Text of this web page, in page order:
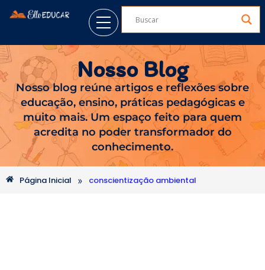
Nosso Blog
Nosso blog reúne artigos e reflexões sobre
educação, ensino, práticas pedagógicas e
muito mais. Um espaço feito para quem
acredita no poder transformador do
conhecimento.
Página Inicial » conscientização ambiental